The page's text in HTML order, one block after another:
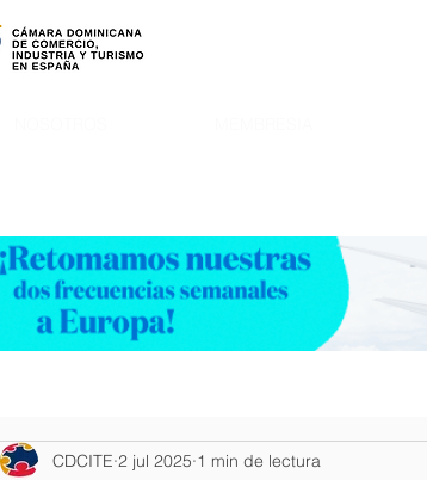
CDCITE 2 jul 2025 1 min de lectura